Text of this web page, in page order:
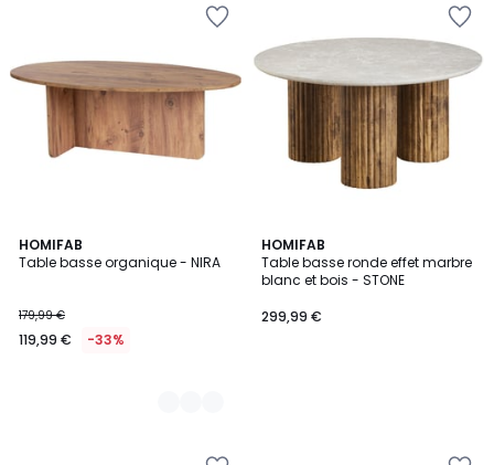
HOMIFAB
Table basse organique - NIRA
179,99 €
119,99 € -33%
3
Couleurs
HOMIFAB
Table basse ronde effet marbre
blanc et bois - STONE
299,99 €